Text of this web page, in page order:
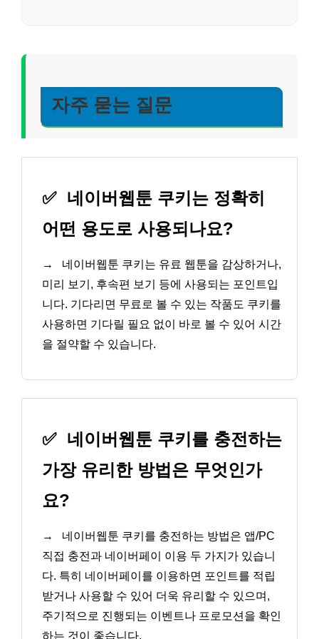
자주 묻는 질문
✅ 네이버웹툰 쿠키는 정확히
어떤 용도로 사용되나요?
→
네이버웹툰 쿠키는 유료 웹툰을 감상하거나,
미리 보기, 후속편 보기 등에 사용되는 포인트입
니다. 기다리면 무료로 볼 수 있는 작품도 쿠키를
사용하면 기다릴 필요 없이 바로 볼 수 있어 시간
을 절약할 수 있습니다.
✅ 네이버웹툰 쿠키를 충전하는
가장 유리한 방법은 무엇인가
요?
→
네이버웹툰 쿠키를 충전하는 방법은 앱/PC
직접 충전과 네이버페이 이용 두 가지가 있습니
다. 특히 네이버페이를 이용하면 포인트를 적립
받거나 사용할 수 있어 더욱 유리할 수 있으며,
주기적으로 진행되는 이벤트나 프로모션을 확인
하는 것이 좋습니다.